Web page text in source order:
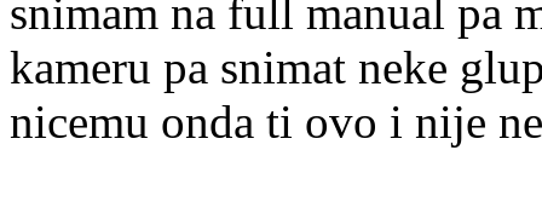
snimam na full manual pa
kameru pa snimat neke
nicemu onda ti ovo i nije